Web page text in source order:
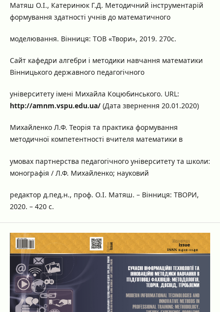
Матяш О.І., Катеринюк Г.Д. Методичний інструментарій
формування здатності учнів до математичного
моделювання. Вінниця: ТОВ «Твори», 2019. 270с.
Сайт кафедри алгебри і методики навчання математики
Вінницького державного педагогічного
університету імені Михайла Коцюбинського. URL:
http://amnm.vspu.edu.ua/(Дата звернення 20.01.2020)
Михайленко Л.Ф. Теорія та практика формування
методичної компетентності вчителя математики в
умовах партнерства педагогічного університету та школи:
монографія / Л.Ф. Михайленко; науковий
редактор д.пед.н., проф. О.І. Матяш. – Вінниця: ТВОРИ,
2020. – 420 с.